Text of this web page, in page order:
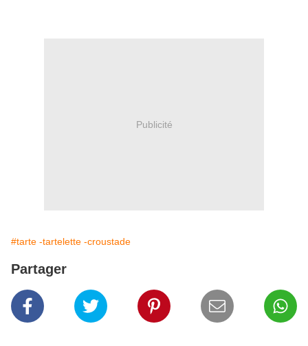
Publicité
#tarte -tartelette -croustade
Partager